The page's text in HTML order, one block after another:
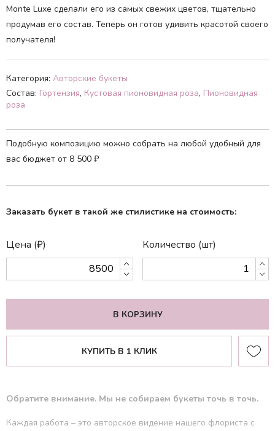
Monte Luxe сделали его из самых свежих цветов, тщательно
продумав его состав. Теперь он готов удивить красотой своего
получателя!
Категория: Авторские букеты
Состав: Гортензия, Кустовая пионовидная роза, Пионовидная
роза
Подобную композицию можно собрать на любой удобный для
вас бюджет от 8 500 ₽
Заказать букет в такой же стилистике на стоимость:
Цена (₽) Количество (шт)
В КОРЗИНУ
КУПИТЬ В 1 КЛИК
Обратите внимание. Мы не собираем букеты точь в точь.
Каждая работа – это авторское видение нашего флориста с